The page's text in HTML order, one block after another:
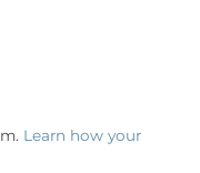
Learn how your